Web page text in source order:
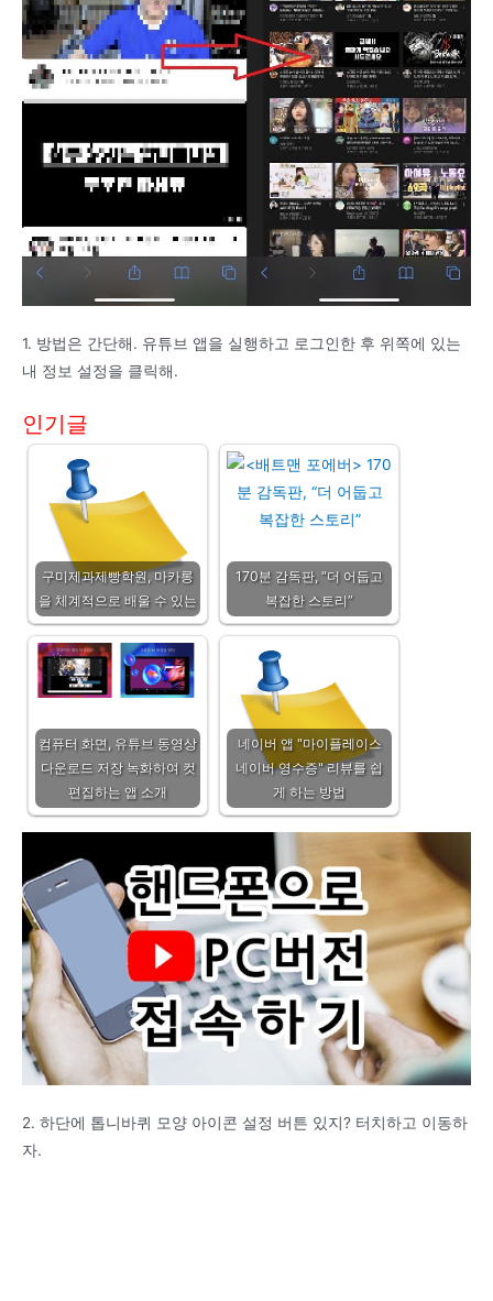
1. 방법은 간단해. 유튜브 앱을 실행하고 로그인한 후 위쪽에 있는
내 정보 설정을 클릭해.
인기글
구미제과제빵학원, 마카롱
을 체계적으로 배울 수 있는
170분 감독판, “더 어둡고
복잡한 스토리”
컴퓨터 화면, 유튜브 동영상
다운로드 저장 녹화하여 컷
편집하는 앱 소개
네이버 앱 "마이플레이스
네이버 영수증" 리뷰를 쉽
게 하는 방법
2. 하단에 톱니바퀴 모양 아이콘 설정 버튼 있지? 터치하고 이동하
자.